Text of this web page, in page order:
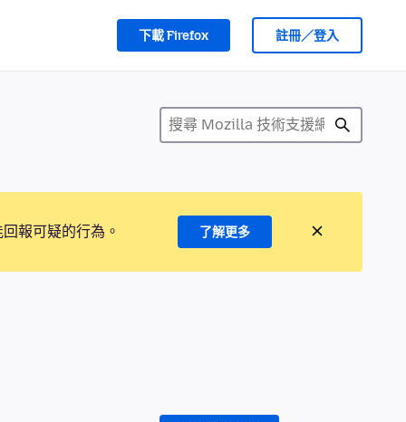
下載 Firefox 註冊／登入
報可疑的行為。 了解更多